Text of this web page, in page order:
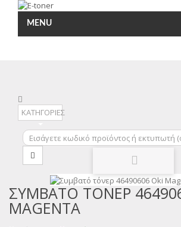
MENU
ΚΑΤΗΓΟΡΙΕΣ
ΣΥΜΒΑΤΌ ΤΌΝΕΡ
MAGENTA